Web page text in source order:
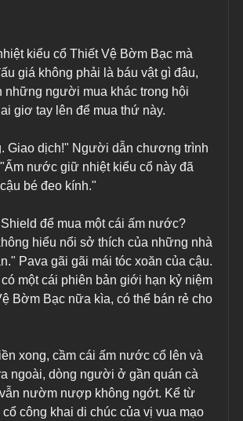
kiểu cổ Thiết Vệ Bờm Bạc mà
giá không phải là báu vật gì đâu,
những người mua khác trong hội
giơ tay lên để mua thứ này.
Giao dịch!" Người dẫn chương trình
nước giữ nhiệt kiểu cổ này đã
bé đeo kính."
Shield để mua một cái ấm nước?
hiểu nổi sở thích của những nhà
Pava gãi gãi mái tóc xoăn của cậu.
một cái phiên bản giới hạn kỷ niệm
Bờm Bạc nữa kìa, có thể bán rẻ cho
xong, cầm cái ấm nước cổ lên và
ngoài, dòng người ở gần quán cà
nườm nượp không ngớt. Kể từ
cổ công khai di chúc của vị vua mạo